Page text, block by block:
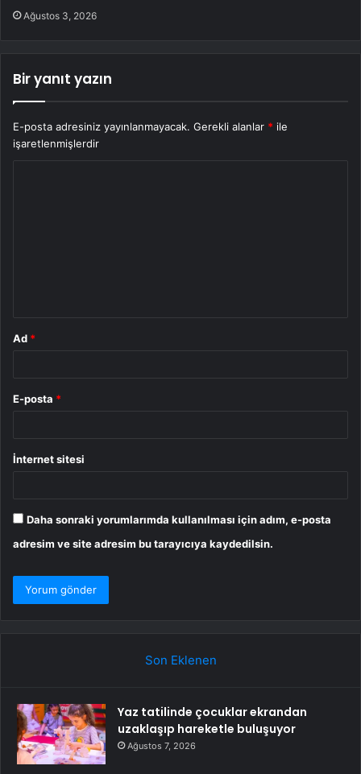
Ağustos 3, 2026
Bir yanıt yazın
E-posta adresiniz yayınlanmayacak. Gerekli alanlar * ile
işaretlenmişlerdir
Ad *
E-posta *
İnternet sitesi
Daha sonraki yorumlarımda kullanılması için adım, e-posta
adresim ve site adresim bu tarayıcıya kaydedilsin.
Son Eklenen
Yaz tatilinde çocuklar ekrandan
uzaklaşıp hareketle buluşuyor
Ağustos 7, 2026